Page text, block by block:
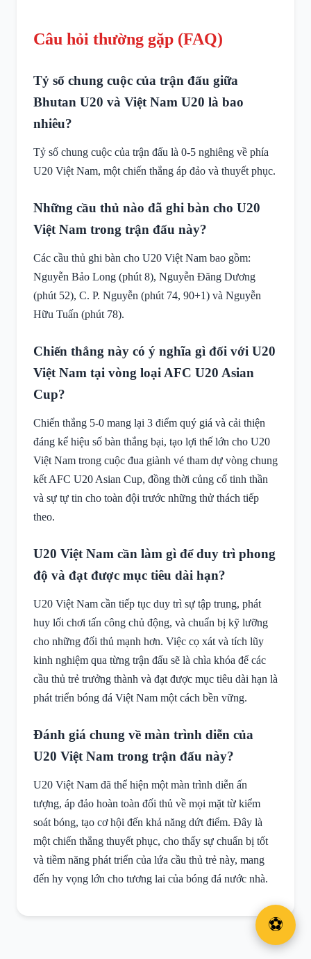
Câu hỏi thường gặp (FAQ)
Tỷ số chung cuộc của trận đấu giữa
Bhutan U20 và Việt Nam U20 là bao
nhiêu?
Tỷ số chung cuộc của trận đấu là 0-5 nghiêng về phía
U20 Việt Nam, một chiến thắng áp đảo và thuyết phục.
Những cầu thủ nào đã ghi bàn cho U20
Việt Nam trong trận đấu này?
Các cầu thủ ghi bàn cho U20 Việt Nam bao gồm:
Nguyễn Bảo Long (phút 8), Nguyễn Đăng Dương
(phút 52), C. P. Nguyễn (phút 74, 90+1) và Nguyễn
Hữu Tuấn (phút 78).
Chiến thắng này có ý nghĩa gì đối với U20
Việt Nam tại vòng loại AFC U20 Asian
Cup?
Chiến thắng 5-0 mang lại 3 điểm quý giá và cải thiện
đáng kể hiệu số bàn thắng bại, tạo lợi thế lớn cho U20
Việt Nam trong cuộc đua giành vé tham dự vòng chung
kết AFC U20 Asian Cup, đồng thời củng cố tinh thần
và sự tự tin cho toàn đội trước những thử thách tiếp
theo.
U20 Việt Nam cần làm gì để duy trì phong
độ và đạt được mục tiêu dài hạn?
U20 Việt Nam cần tiếp tục duy trì sự tập trung, phát
huy lối chơi tấn công chủ động, và chuẩn bị kỹ lưỡng
cho những đối thủ mạnh hơn. Việc cọ xát và tích lũy
kinh nghiệm qua từng trận đấu sẽ là chìa khóa để các
cầu thủ trẻ trưởng thành và đạt được mục tiêu dài hạn là
phát triển bóng đá Việt Nam một cách bền vững.
Đánh giá chung về màn trình diễn của
U20 Việt Nam trong trận đấu này?
U20 Việt Nam đã thể hiện một màn trình diễn ấn
tượng, áp đảo hoàn toàn đối thủ về mọi mặt từ kiểm
soát bóng, tạo cơ hội đến khả năng dứt điểm. Đây là
một chiến thắng thuyết phục, cho thấy sự chuẩn bị tốt
và tiềm năng phát triển của lứa cầu thủ trẻ này, mang
đến hy vọng lớn cho tương lai của bóng đá nước nhà.
⚽